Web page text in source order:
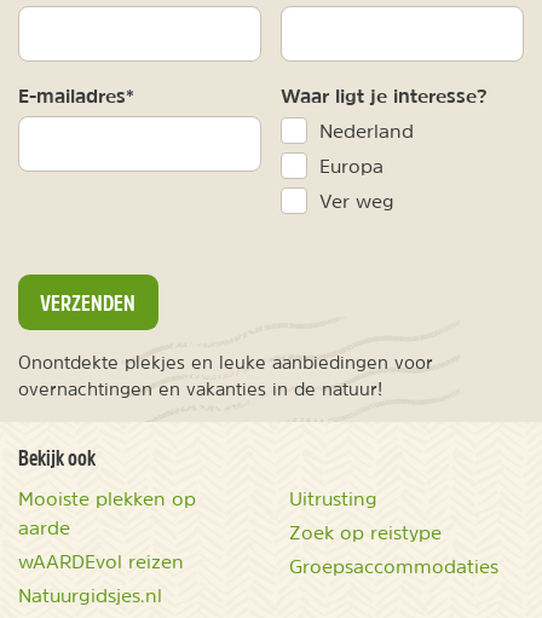
E-mailadres* Waar ligt je interesse?
Nederland
Europa
Ver weg
VERZENDEN
Onontdekte plekjes en leuke aanbiedingen voor
overnachtingen en vakanties in de natuur!
Bekijk ook
Mooiste plekken op
aarde
wAARDEvol reizen
Natuurgidsjes.nl
Uitrusting
Zoek op reistype
Groepsaccommodaties